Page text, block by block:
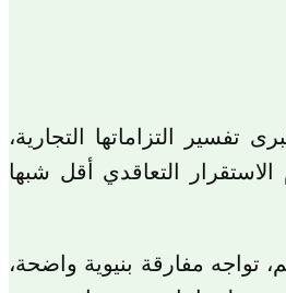
التزاماتها التجارية،
التعاقدي أقل شبها
تواجه مفارقة بنيوية واضحة،